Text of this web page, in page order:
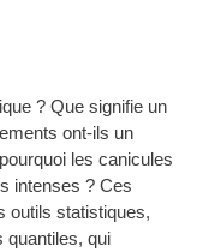
? Que signifie un
ont-ils un
les canicules
intenses ? Ces
outils statistiques,
quantiles, qui